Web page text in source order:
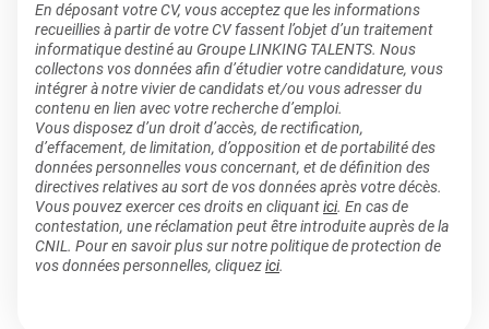
En déposant votre CV, vous acceptez que les informations
recueillies à partir de votre CV fassent l’objet d’un traitement
informatique destiné au Groupe LINKING TALENTS. Nous
collectons vos données afin d’étudier votre candidature, vous
intégrer à notre vivier de candidats et/ou vous adresser du
contenu en lien avec votre recherche d’emploi.
Vous disposez d’un droit d’accès, de rectification,
d’effacement, de limitation, d’opposition et de portabilité des
données personnelles vous concernant, et de définition des
directives relatives au sort de vos données après votre décès.
Vous pouvez exercer ces droits en cliquantici. En cas de
contestation, une réclamation peut être introduite auprès de la
CNIL. Pour en savoir plus sur notre politique de protection de
vos données personnelles, cliquezici.